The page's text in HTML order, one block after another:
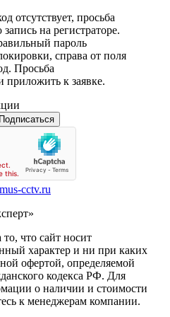
отсутствует, просьба
на регистраторе.
пароль
справа от поля
Просьба
приложить к заявке.
Подписаться
cctv.ru
что сайт носит
характер и ни при каких
офертой, определяемой
кодекса РФ. Для
о наличии и стоимости
к менеджерам компании.